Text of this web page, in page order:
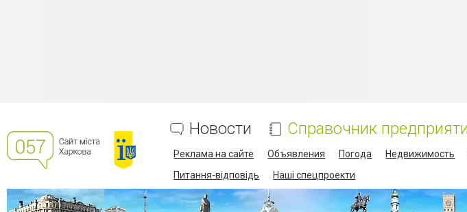
Новости Справочник
Реклама на сайте Объявления Погода Недвижимость
Питання-відповідь
Наші спецпроекти